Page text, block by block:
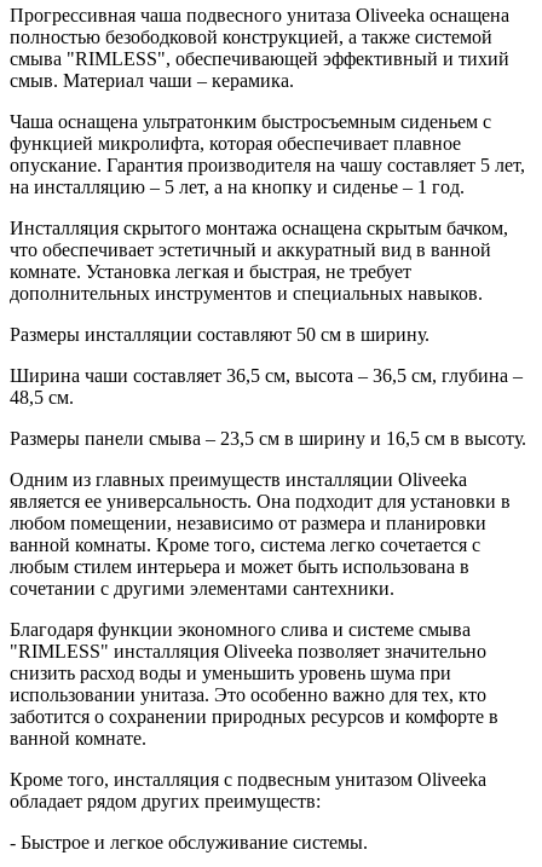
Прогрессивная чаша подвесного унитаза Oliveeka оснащена
полностью безободковой конструкцией, а также системой
смыва "RIMLESS", обеспечивающей эффективный и тихий
смыв. Материал чаши – керамика.
Чаша оснащена ультратонким быстросъемным сиденьем с
функцией микролифта, которая обеспечивает плавное
опускание. Гарантия производителя на чашу составляет 5 лет,
на инсталляцию – 5 лет, а на кнопку и сиденье – 1 год.
Инсталляция скрытого монтажа оснащена скрытым бачком,
что обеспечивает эстетичный и аккуратный вид в ванной
комнате. Установка легкая и быстрая, не требует
дополнительных инструментов и специальных навыков.
Размеры инсталляции составляют 50 см в ширину.
Ширина чаши составляет 36,5 см, высота – 36,5 см, глубина –
48,5 см.
Размеры панели смыва – 23,5 см в ширину и 16,5 см в высоту.
Одним из главных преимуществ инсталляции Oliveeka
является ее универсальность. Она подходит для установки в
любом помещении, независимо от размера и планировки
ванной комнаты. Кроме того, система легко сочетается с
любым стилем интерьера и может быть использована в
сочетании с другими элементами сантехники.
Благодаря функции экономного слива и системе смыва
"RIMLESS" инсталляция Oliveeka позволяет значительно
снизить расход воды и уменьшить уровень шума при
использовании унитаза. Это особенно важно для тех, кто
заботится о сохранении природных ресурсов и комфорте в
ванной комнате.
Кроме того, инсталляция с подвесным унитазом Oliveeka
обладает рядом других преимуществ:
- Быстрое и легкое обслуживание системы.